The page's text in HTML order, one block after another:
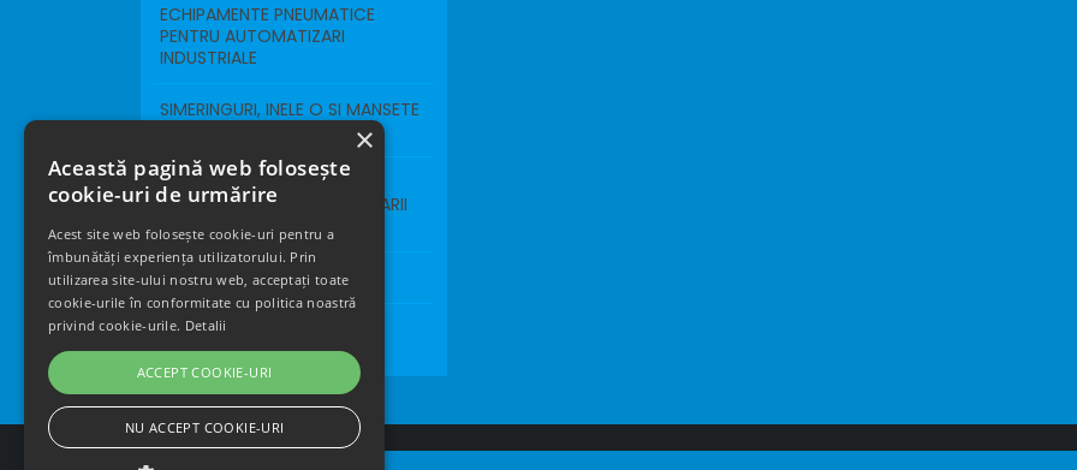
ECHIPAMENTE PNEUMATICE
PENTRU AUTOMATIZARI
INDUSTRIALE
SIMERINGURI, INELE O SI MANSETE
FIR FUZIBIL SI LANA DE OTEL
PENTRU INDUSTRIA PRELUCRARII
LEMNULUI
ROTI SI ROLE INDUSTRIALE
COVOR PENTRU BENZI DE
ALERGAT
Această pagină web folosește
cookie-uri de urmărire
Acest site web folosește cookie-uri pentru a
îmbunătăți experiența utilizatorului. Prin
utilizarea site-ului nostru web, acceptați toate
cookie-urile în conformitate cu politica noastră
privind cookie-urile. Detalii
ACCEPT COOKIE-URI
NU ACCEPT COOKIE-URI
×